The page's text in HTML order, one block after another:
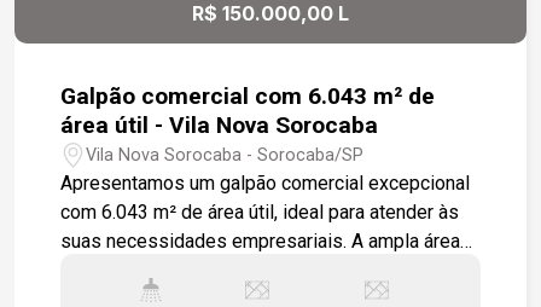
R$ 150.000,00 L
Galpão comercial com 6.043 m² de
área útil - Vila Nova Sorocaba
Vila Nova Sorocaba - Sorocaba/SP
Apresentamos um galpão comercial excepcional
com 6.043 m² de área útil, ideal para atender às
suas necessidades empresariais. A ampla área
galpões com pé direito alto, de 8 metros, e com